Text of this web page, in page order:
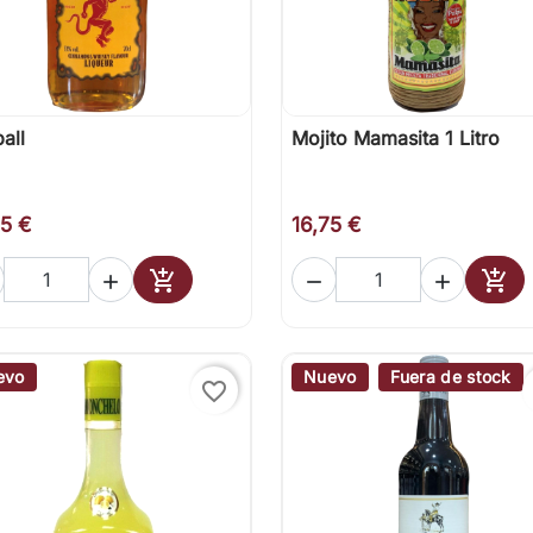
€
 
Añadir al carrito
 Vista rápida
Mojito Mamasita 1 Litro
16,75 €
  
favorite_border
Nuevo Fuera de stock